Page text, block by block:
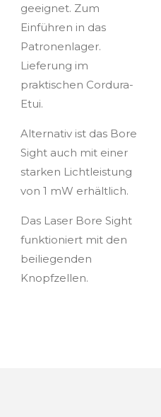
geeignet. Zum
Einführen in das
Patronenlager.
Lieferung im
praktischen Cordura-
Etui.
Alternativ ist das Bore
Sight auch mit einer
starken Lichtleistung
von 1 mW erhältlich.
Das Laser Bore Sight
funktioniert mit den
beiliegenden
Knopfzellen.